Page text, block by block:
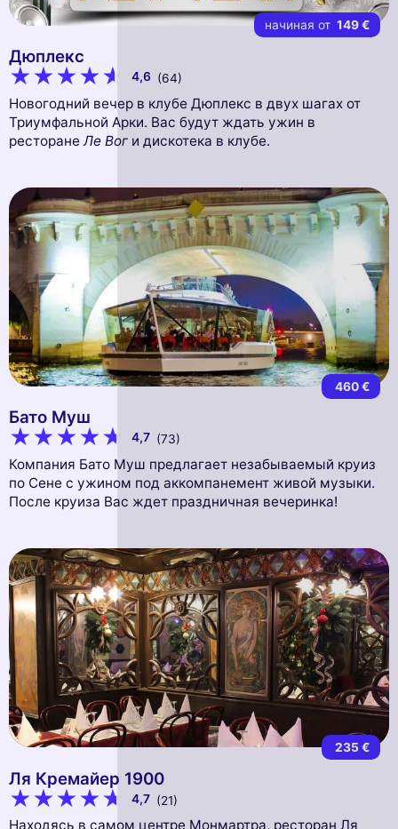
начиная от 149 €
Дюплекс
4,6 (64)
Новогодний вечер в клубе Дюплекс в двух шагах от
Триумфальной Арки. Вас будут ждать ужин в
ресторанеЛе Вог и дискотека в клубе.
460 €
Бато Муш
4,7 (73)
Компания Бато Муш предлагает незабываемый круиз
по Сене с ужином под аккомпанемент живой музыки.
После круиза Вас ждет праздничная вечеринка!
235 €
Ля Кремайер 1900
4,7 (21)
Находясь в самом центре Монмартра, ресторан Ля